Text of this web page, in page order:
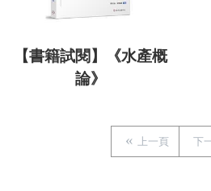
【書籍試閱】《水產概
論》
上一頁 下